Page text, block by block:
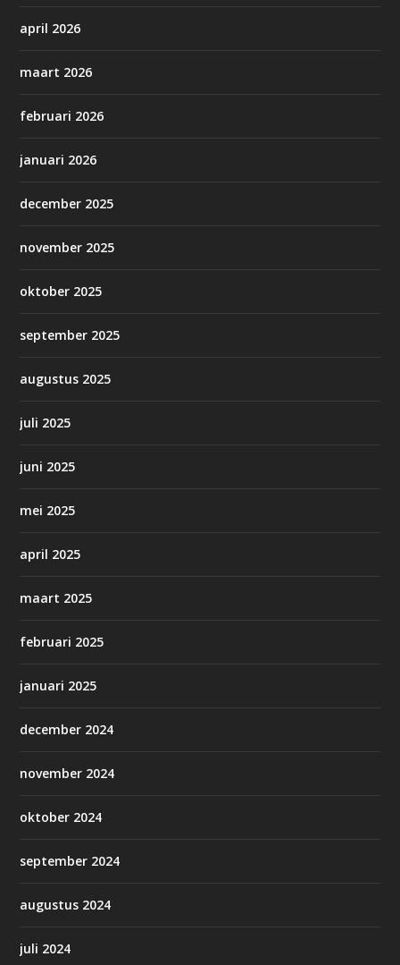
april 2026
maart 2026
februari 2026
januari 2026
december 2025
november 2025
oktober 2025
september 2025
augustus 2025
juli 2025
juni 2025
mei 2025
april 2025
maart 2025
februari 2025
januari 2025
december 2024
november 2024
oktober 2024
september 2024
augustus 2024
juli 2024